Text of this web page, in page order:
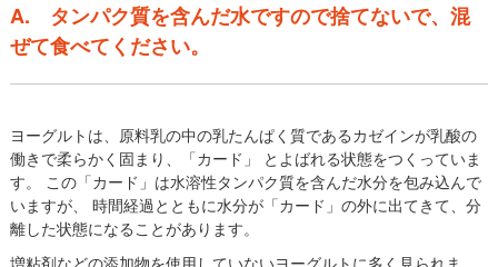
A. タンパク質を含んだ水ですので捨てないで、混
ぜて食べてください。
ヨーグルトは、原料乳の中の乳たんぱく質であるカゼインが乳酸の
働きで柔らかく固まり、「カード」 とよばれる状態をつくっていま
す。 この「カード」は水溶性タンパク質を含んだ水分を包み込んで
いますが、 時間経過とともに水分が「カード」の外に出てきて、分
離した状態になることがあります。